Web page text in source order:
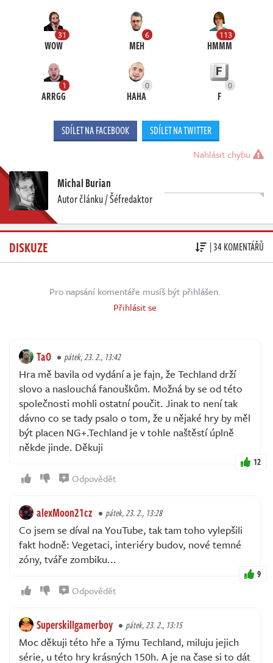
31
WOW
6
MEH
113
HMMM
1
ARRGG
0
HAHA
0
F
SDÍLET NA FACEBOOK SDÍLET NA TWITTER
Nahlásit chybu
Michal Burian
Autor článku / Šéfredaktor
DISKUZE | 34 KOMENTÁŘŮ
Pro napsání komentáře musíš být přihlášen.
Přihlásit se
TaO pátek, 23. 2., 13:42
Hra mě bavila od vydání a je fajn, že Techland drží
slovo a naslouchá fanouškům. Možná by se od této
společnosti mohli ostatní poučit. Jinak to není tak
dávno co se tady psalo o tom, že u nějaké hry by měl
být placen NG+.Techland je v tohle naštěstí úplně
někde jinde. Děkuji
12
Odpovědět
alexMoon21cz pátek, 23. 2., 13:28
Co jsem se díval na YouTube, tak tam toho vylepšili
fakt hodně: Vegetaci, interiéry budov, nové temné
zóny, tváře zombiku...
9
Odpovědět
Superskillgamerboy pátek, 23. 2., 13:15
Moc děkuji této hře a Týmu Techland, miluju jejich
série, u této hry krásných 150h. A je na čase si to dát